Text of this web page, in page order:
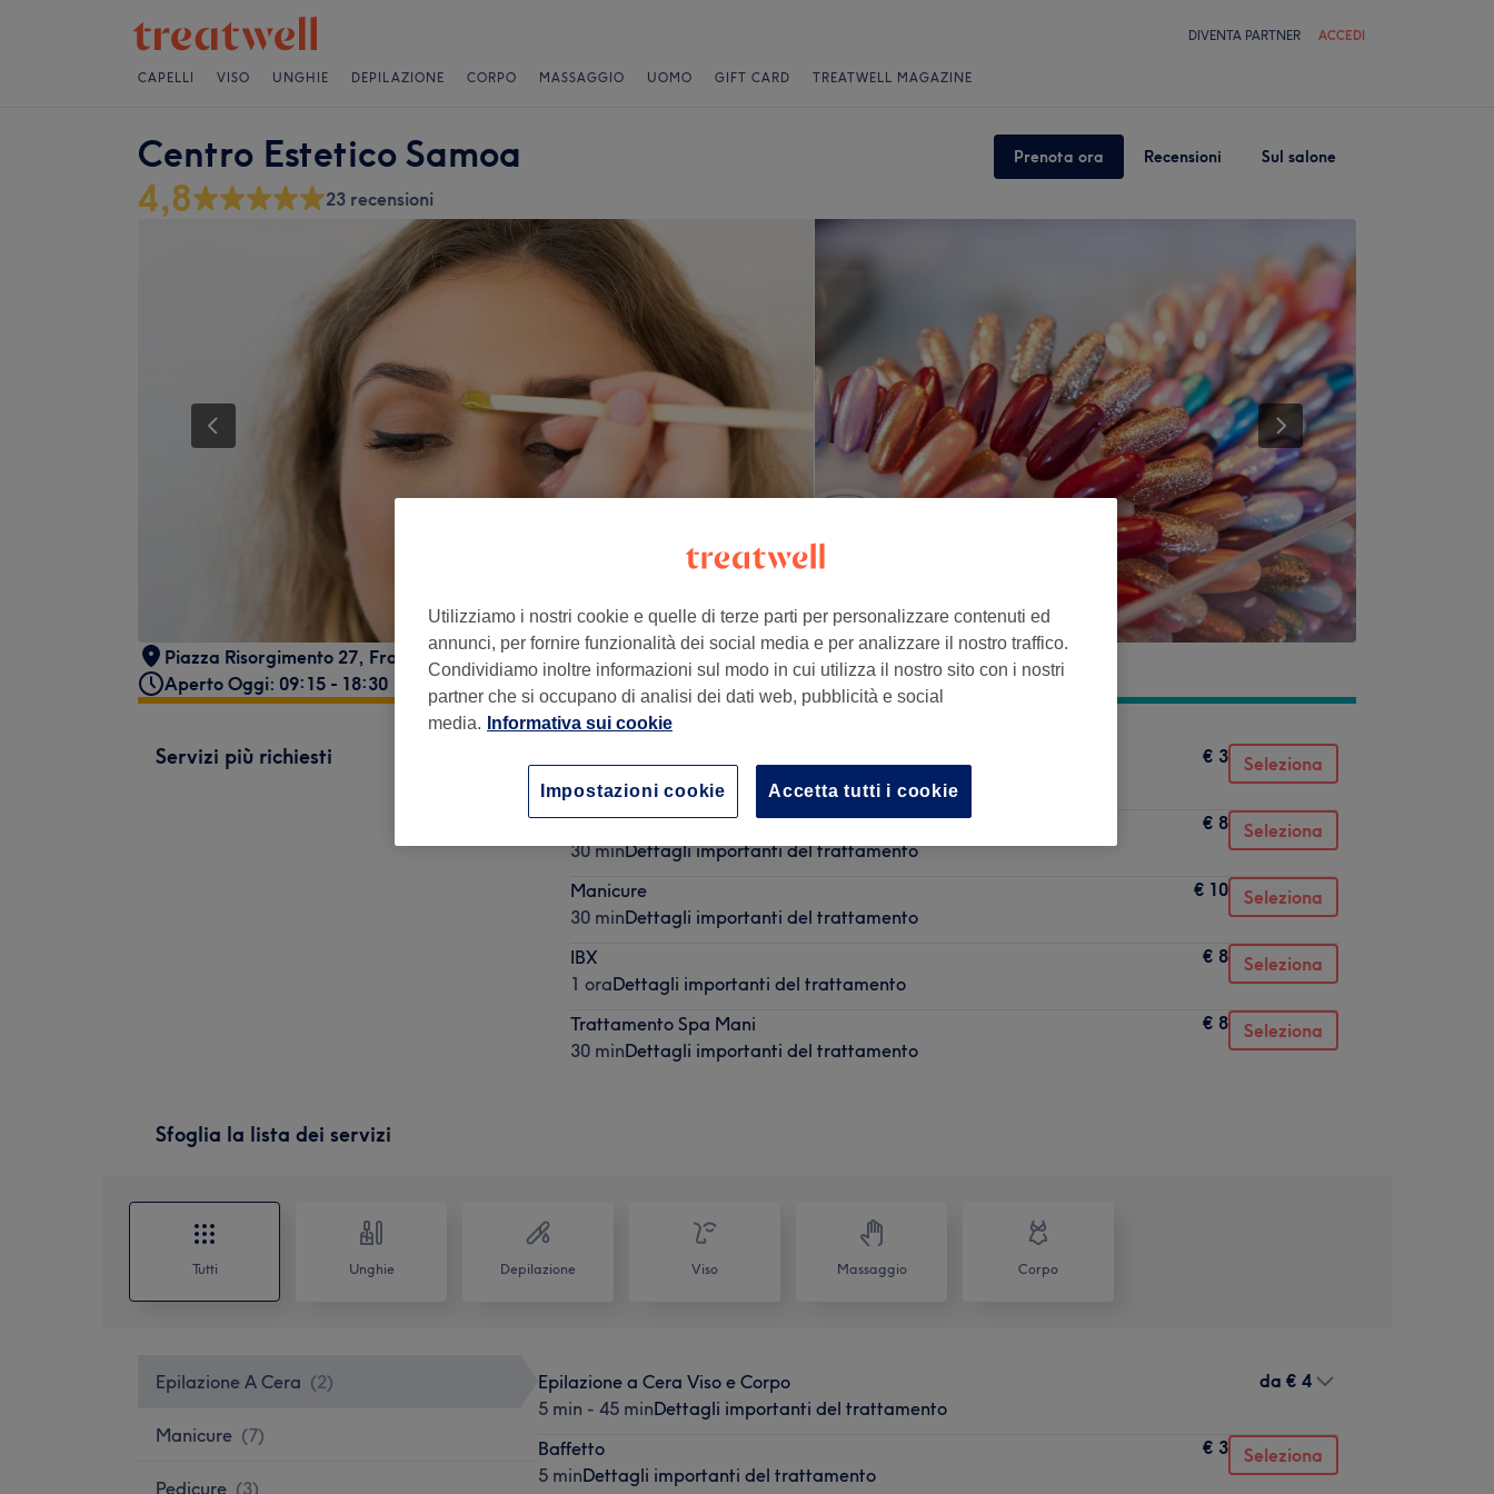
DIVENTA PARTNER ACCEDI
CAPELLI VISO UNGHIE DEPILAZIONE CORPO MASSAGGIO UOMO GIFT CARD TREATWELL MAGAZINE
Centro Estetico Samoa Prenota ora Recensioni Sul salone
4,8 23 recensioni
Piazza Risorgimento 27, Frattamaggiore, Italy, 80027
Aperto Oggi: 09:15 - 18:30
Servizi più richiesti
5 minDettagli importanti del trattamento
€ 3 Seleziona
Trattamento Spa Piedi
30 minDettagli importanti del trattamento
€ 8 Seleziona
Manicure
30 minDettagli importanti del trattamento
€ 10 Seleziona
IBX
1 oraDettagli importanti del trattamento
€ 8 Seleziona
Trattamento Spa Mani
30 minDettagli importanti del trattamento
€ 8 Seleziona
Sfoglia la lista dei servizi
Tutti Unghie Depilazione Viso Massaggio Corpo
Epilazione A Cera (2)
Manicure (7)
Pedicure (3)
Epilazione a Cera Viso e Corpo
5 min - 45 minDettagli importanti del trattamento
da € 4
Baffetto
5 minDettagli importanti del trattamento
€ 3 Seleziona
Utilizziamo i nostri cookie e quelle di terze parti per personalizzare contenuti ed
annunci, per fornire funzionalità dei social media e per analizzare il nostro traffico.
Condividiamo inoltre informazioni sul modo in cui utilizza il nostro sito con i nostri
partner che si occupano di analisi dei dati web, pubblicità e social
media.
Informativa sui cookie
Accetta tutti i cookie
Impostazioni cookie